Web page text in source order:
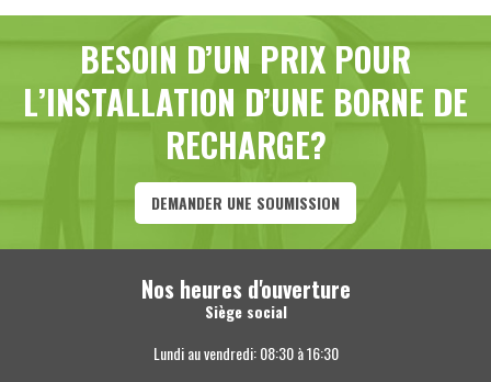
BESOIN D’UN PRIX POUR
L’INSTALLATION D’UNE BORNE DE
RECHARGE?
DEMANDER UNE SOUMISSION
Nos heures d'ouverture
Siège social
Lundi au vendredi: 08:30 à 16:30